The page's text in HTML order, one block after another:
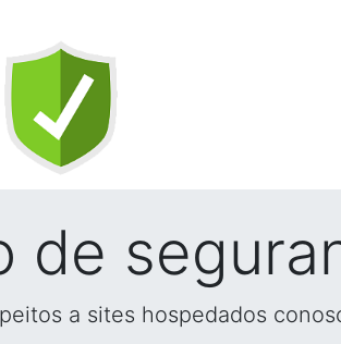
de
a sites hospedados